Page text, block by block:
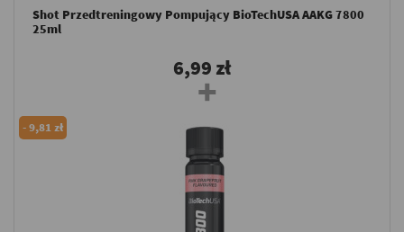
Shot Przedtreningowy Pompujący BioTechUSA AAKG 7800
25ml
6,99 zł
-9,81 zł